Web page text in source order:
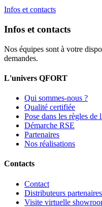
Infos et contacts
Infos et contacts
Nos équipes sont à votre
demandes.
L'univers QFORT
Qui sommes-nous ?
Qualité certifiée
Pose dans les règles de
Démarche RSE
Partenaires
Nos réalisations
Contacts
Contact
Distributeurs
Visite virtuelle